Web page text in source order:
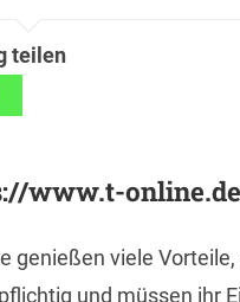
teilen
www.t-
genießen viele
und müssen ihr